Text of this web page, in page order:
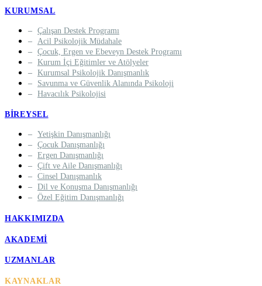
KURUMSAL
Çalışan Destek Programı
Acil Psikolojik Müdahale
Çocuk, Ergen ve Ebeveyn Destek Programı
Kurum İçi Eğitimler ve Atölyeler
Kurumsal Psikolojik Danışmanlık
Savunma ve Güvenlik Alanında Psikoloji
Havacılık Psikolojisi
BIREYSEL
Yetişkin Danışmanlığı
Çocuk Danışmanlığı
Ergen Danışmanlığı
Çift ve Aile Danışmanlığı
Cinsel Danışmanlık
Dil ve Konuşma Danışmanlığı
Özel Eğitim Danışmanlığı
HAKKIMIZDA
AKADEMI
UZMANLAR
KAYNAKLAR